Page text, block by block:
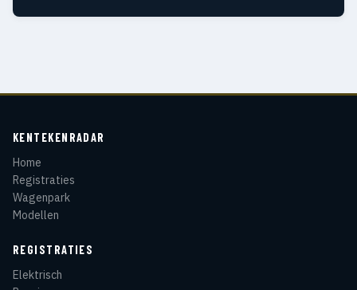
KENTEKENRADAR
Home
Registraties
Wagenpark
Modellen
REGISTRATIES
Elektrisch